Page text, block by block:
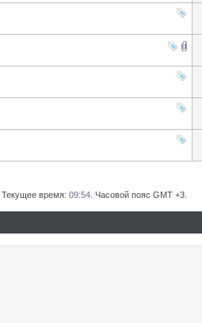
Текущее время: 09:54 . Часовой пояс GMT +3.